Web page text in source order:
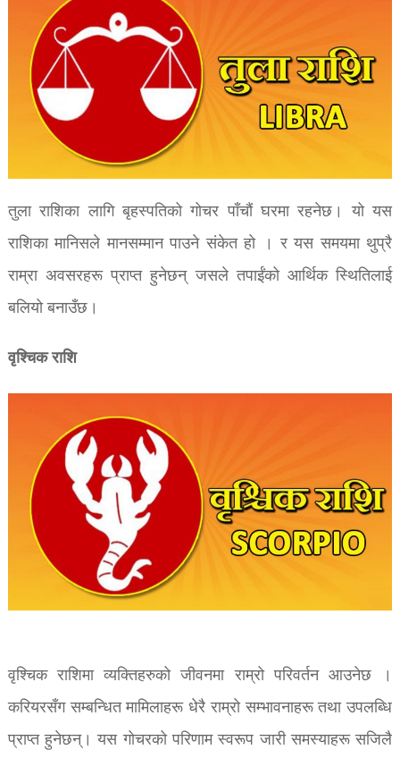
तुला राशिका लागि बृहस्पतिको गोचर पाँचौं घरमा रहनेछ। यो यस
राशिका मानिसले मानसम्मान पाउने संकेत हो । र यस समयमा थुप्रै
राम्रा अवसरहरू प्राप्त हुनेछन् जसले तपाईंको आर्थिक स्थितिलाई
बलियो बनाउँछ।
वृश्चिक राशि
वृश्चिक राशिमा व्यक्तिहरुको जीवनमा राम्रो परिवर्तन आउनेछ ।
करियरसँग सम्बन्धित मामिलाहरू धेरै राम्रो सम्भावनाहरू तथा उपलब्धि
प्राप्त हुनेछन्। यस गोचरको परिणाम स्वरूप जारी समस्याहरू सजिलै